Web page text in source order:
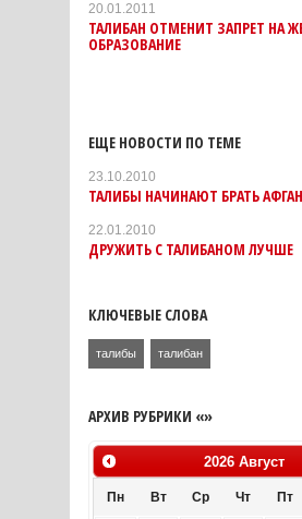
20.01.2011
ТАЛИБАН ОТМЕНИТ ЗАПРЕТ НА
ОБРАЗОВАНИЕ
ЕЩЕ НОВОСТИ ПО ТЕМЕ
23.10.2010
ТАЛИБЫ НАЧИНАЮТ БРАТЬ
22.01.2010
ДРУЖИТЬ С ТАЛИБАНОМ ЛУЧШЕ
КЛЮЧЕВЫЕ СЛОВА
талибы талибан
АРХИВ РУБРИКИ «»
2026 Август
Пн Вт Ср Чт Пт